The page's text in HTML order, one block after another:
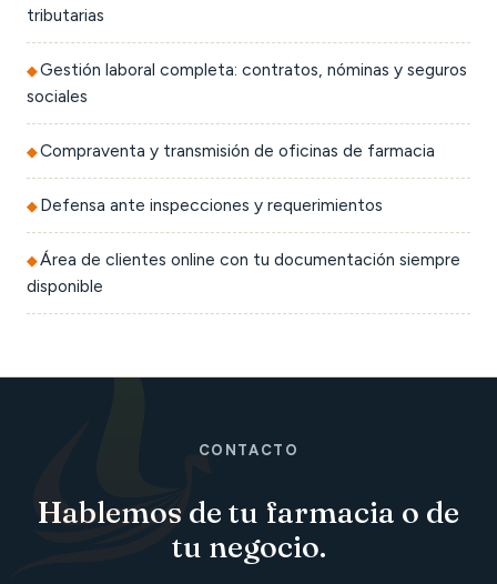
tributarias
Gestión laboral completa: contratos, nóminas y seguros
sociales
Compraventa y transmisión de oficinas de farmacia
Defensa ante inspecciones y requerimientos
Área de clientes online con tu documentación siempre
disponible
CONTACTO
Hablemos de tu farmacia o de
tu negocio.